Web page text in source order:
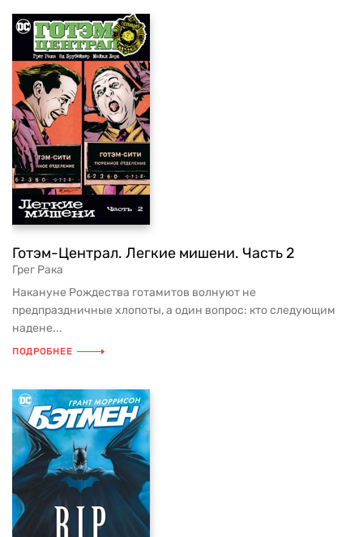
Готэм-Централ. Легкие мишени. Часть 2
Грег Рака
Накануне Рождества готамитов волнуют не
предпраздничные хлопоты, а один вопрос: кто следующим
надене...
ПОДРОБНЕЕ